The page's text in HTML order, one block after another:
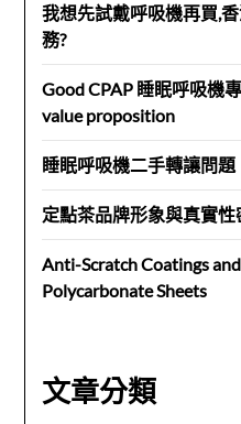
我想先試戴呼吸機再買,
務?
Good CPAP 睡眠呼吸機
value proposition
睡眠呼吸機二手轉讓問
定點茶品牌形象與真實性
Anti-Scratch Coatings
Polycarbonate Sheets
文章分類